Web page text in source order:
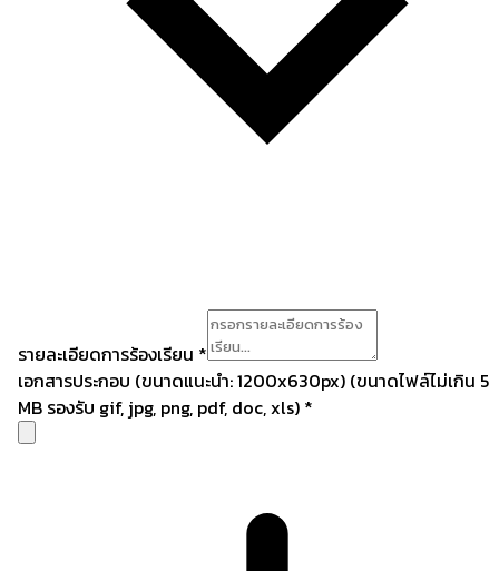
รายละเอียดการร้องเรียน *
เอกสารประกอบ (ขนาดแนะนำ: 1200x630px) (ขนาดไฟล์ไม่เกิน 5
MB รองรับ gif, jpg, png, pdf, doc, xls) *